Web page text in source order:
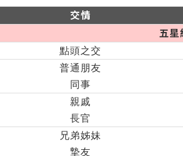
交情
五星
點頭之交
普通朋友
同事
親戚
長官
兄弟姊妹
摯友